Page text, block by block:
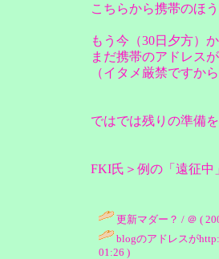
こちらから携帯のほ
もう今（30日夕方）
まだ携帯のアドレス
（イタメ厳禁ですか
ではでは残りの準備
FKI氏＞例の「遠征中
更新マダー？ / ＠ (
blogのアドレスが
01:26 )